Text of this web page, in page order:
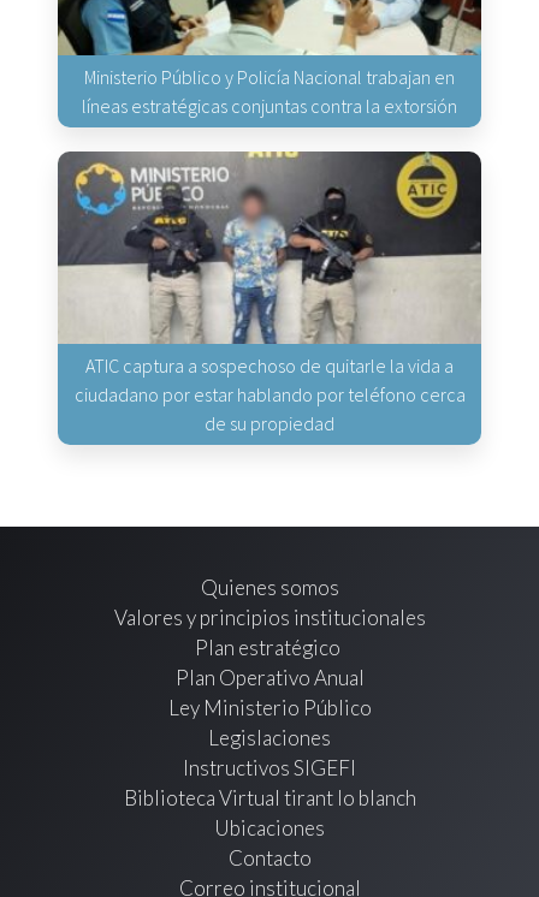
Ministerio Público y Policía Nacional trabajan en
líneas estratégicas conjuntas contra la extorsión
ATIC captura a sospechoso de quitarle la vida a
ciudadano por estar hablando por teléfono cerca
de su propiedad
Quienes somos
Valores y principios institucionales
Plan estratégico
Plan Operativo Anual
Ley Ministerio Público
Legislaciones
Instructivos SIGEFI
Biblioteca Virtual tirant lo blanch
Ubicaciones
Contacto
Correo institucional